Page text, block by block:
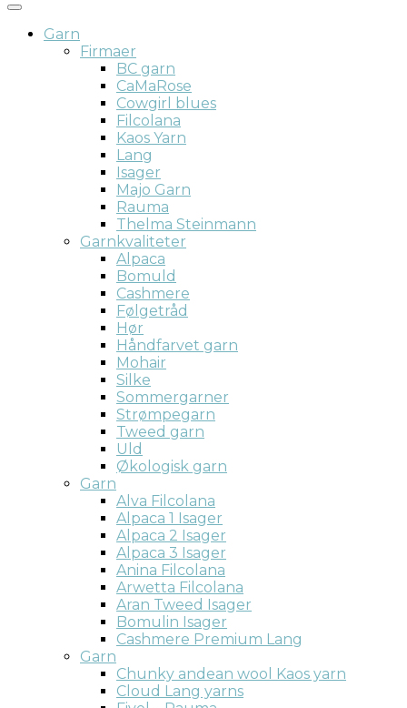
Garn
Firmaer
BC garn
CaMaRose
Cowgirl blues
Filcolana
Kaos Yarn
Lang
Isager
Majo Garn
Rauma
Thelma Steinmann
Garnkvaliteter
Alpaca
Bomuld
Cashmere
Følgetråd
Hør
Håndfarvet garn
Mohair
Silke
Sommergarner
Strømpegarn
Tweed garn
Uld
Økologisk garn
Garn
Alva Filcolana
Alpaca 1 Isager
Alpaca 2 Isager
Alpaca 3 Isager
Anina Filcolana
Arwetta Filcolana
Aran Tweed Isager
Bomulin Isager
Cashmere Premium Lang
Garn
Chunky andean wool Kaos yarn
Cloud Lang yarns